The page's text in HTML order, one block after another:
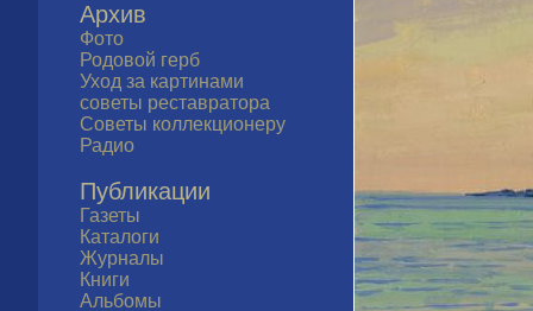
Архив
Фото
Родовой герб
Уход за картинами
советы реставратора
Советы коллекционеру
Радио
Публикации
Газеты
Каталоги
Журналы
Книги
Альбомы